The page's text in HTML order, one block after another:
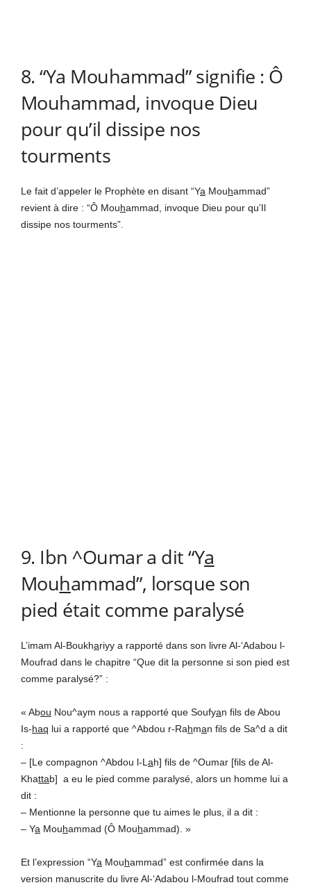
8. “Ya Mouhammad” signifie : Ô
Mouhammad, invoque Dieu
pour qu’il dissipe nos
tourments
Le fait d’appeler le Prophète en disant “Ya Mouhammad”
revient à dire : “Ô Mouhammad, invoque Dieu pour qu’Il
dissipe nos tourments”.
9. Ibn ^Oumar a dit “Ya
Mouhammad”, lorsque son
pied était comme paralysé
L’imam Al-Boukhariyy a rapporté dans son livre Al-‘Adabou l-
Moufrad dans le chapitre “Que dit la personne si son pied est
comme paralysé?” :
« Abou Nou^aym nous a rapporté que Soufyan fils de Abou
Is-haq lui a rapporté que ^Abdou r-Rahman fils de Sa^d a dit
:
– [Le compagnon ^Abdou l-L ah] fils de ^Oumar [fils de Al-
Khattab] a eu le pied comme paralysé, alors un homme lui a
dit :
– Mentionne la personne que tu aimes le plus, il a dit :
– Ya Mouhammad (Ô Mouhammad). »
Et l’expression “Ya Mouhammad” est confirmée dans la
version manuscrite du livre Al-‘Adabou l-Moufrad tout comme